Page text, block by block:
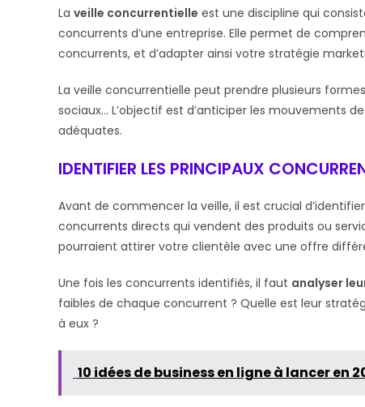
La veille concurrentielle est une discipline qui
concurrents d’une entreprise. Elle permet de
concurrents, et d’adapter ainsi votre stratégie
La veille concurrentielle peut prendre plusieurs
sociaux… L’objectif est d’anticiper les mouvements
adéquates.
IDENTIFIER LES PRINCIPAUX
Avant de commencer la veille, il est crucial
concurrents directs qui vendent des produits ou
pourraient attirer votre clientèle avec une offre
Une fois les concurrents identifiés, il faut analyser
faibles de chaque concurrent ? Quelle est leur
à eux ?
10 idées de business en ligne à lancer en